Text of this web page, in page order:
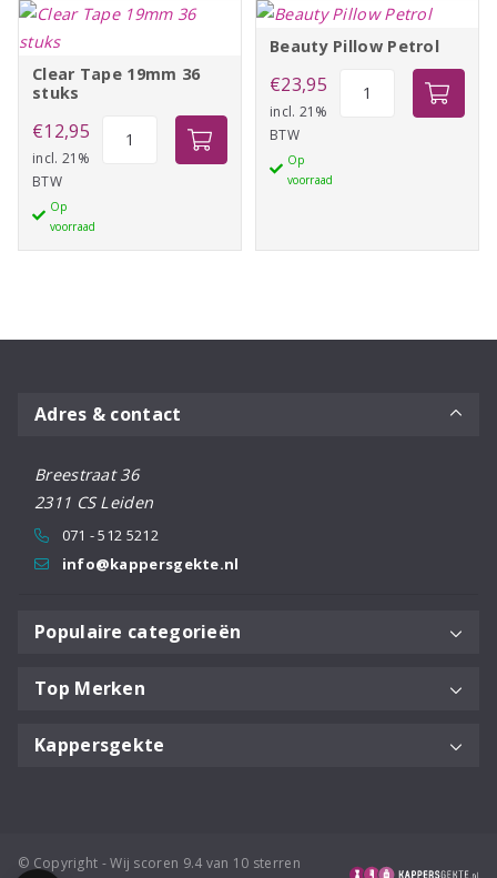
Clear Tape 19mm 36
stuks
€12,95
incl. 21%
BTW
Op
voorraad
Beauty Pillow Petrol
€23,95
incl. 21%
BTW
Op
voorraad
Adres & contact
Breestraat 36
2311 CS Leiden
071 - 512 5212
info@kappersgekte.nl
Populaire categorieën
Top Merken
Kappersgekte
© Copyright - Wij scoren 9.4 van 10 sterren